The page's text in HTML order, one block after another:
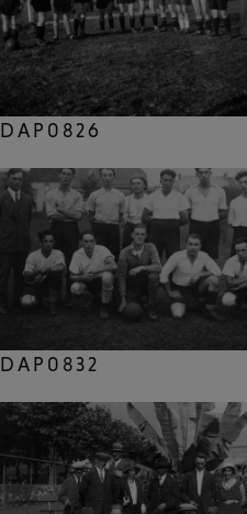
DAP0826
DAP0832